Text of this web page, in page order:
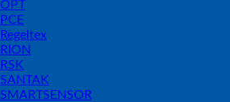
OPT
PCE
Regeltex
RION
RSK
SANTAK
SMARTSENSOR